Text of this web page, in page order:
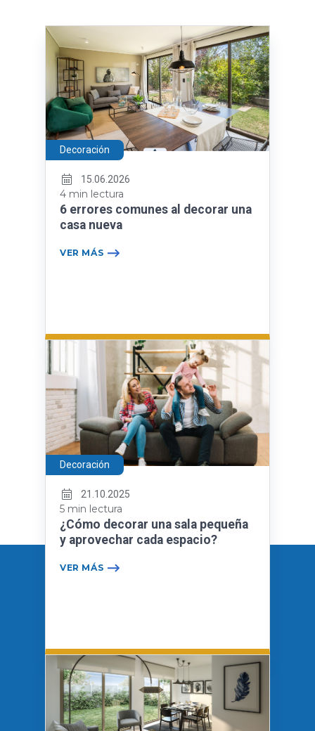
Decoración
15.06.2026
4 min lectura
6 errores comunes al decorar una
casa nueva
VER MÁS
Decoración
21.10.2025
5 min lectura
¿Cómo decorar una sala pequeña
y aprovechar cada espacio?
VER MÁS